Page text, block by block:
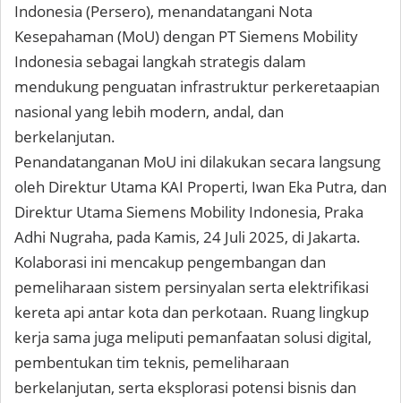
Indonesia (Persero), menandatangani Nota
Kesepahaman (MoU) dengan PT Siemens Mobility
Indonesia sebagai langkah strategis dalam
mendukung penguatan infrastruktur perkeretaapian
nasional yang lebih modern, andal, dan
berkelanjutan.
Penandatanganan MoU ini dilakukan secara langsung
oleh Direktur Utama KAI Properti, Iwan Eka Putra, dan
Direktur Utama Siemens Mobility Indonesia, Praka
Adhi Nugraha, pada Kamis, 24 Juli 2025, di Jakarta.
Kolaborasi ini mencakup pengembangan dan
pemeliharaan sistem persinyalan serta elektrifikasi
kereta api antar kota dan perkotaan. Ruang lingkup
kerja sama juga meliputi pemanfaatan solusi digital,
pembentukan tim teknis, pemeliharaan
berkelanjutan, serta eksplorasi potensi bisnis dan